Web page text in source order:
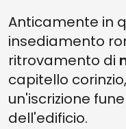
Anticamente in
insediamento
ritrovamento di
capitello
un'iscrizione
dell'edificio.